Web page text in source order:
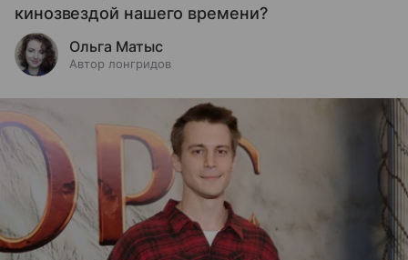
кинозвездой нашего времени?
Ольга Матыс
Автор лонгридов